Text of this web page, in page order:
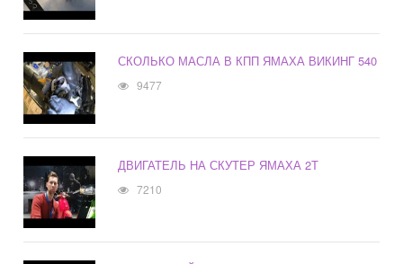
СКОЛЬКО МАСЛА В КПП ЯМАХА ВИКИНГ 540
9477
ДВИГАТЕЛЬ НА СКУТЕР ЯМАХА 2Т
7210